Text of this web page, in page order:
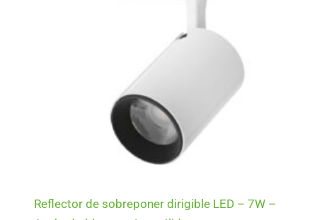
Reflector de sobreponer dirigible LED – 7W –